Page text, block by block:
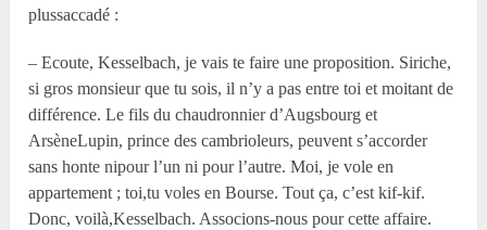
plussaccadé :
– Ecoute, Kesselbach, je vais te faire une proposition. Siriche,
si gros monsieur que tu sois, il n’y a pas entre toi et moitant de
différence. Le fils du chaudronnier d’Augsbourg et
ArsèneLupin, prince des cambrioleurs, peuvent s’accorder
sans honte nipour l’un ni pour l’autre. Moi, je vole en
appartement ; toi,tu voles en Bourse. Tout ça, c’est kif-kif.
Donc, voilà,Kesselbach. Associons-nous pour cette affaire.